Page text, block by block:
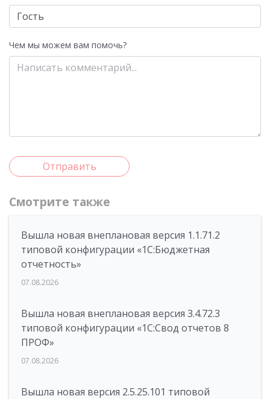
Чем мы можем вам помочь?
Отправить
Смотрите также
Вышла новая внеплановая версия 1.1.71.2
типовой конфигурации «1C:Бюджетная
отчетность»
07.08.2026
Вышла новая внеплановая версия 3.4.72.3
типовой конфигурации «1C:Свод отчетов 8
ПРОФ»
07.08.2026
Вышла новая версия 2.5.25.101 типовой